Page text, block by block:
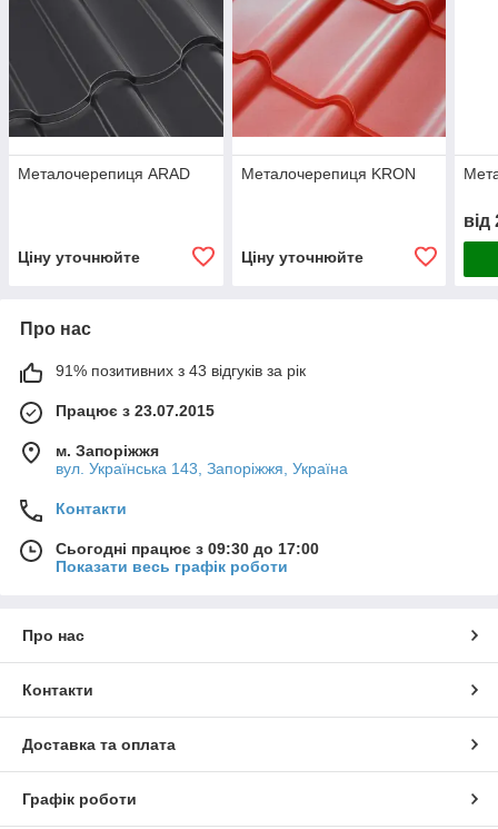
Металочерепиця ARAD
Ціну уточнюйте
Металочерепиця KRON
Ціну уточнюйте
від
Про нас
91% позитивних з 43 відгуків за рік
Працює з 23.07.2015
м. Запоріжжя
вул. Українська 143, Запоріжжя, Україна
Контакти
Сьогодні працює з 09:30 до 17:00
Показати весь графік роботи
Про нас
Контакти
Доставка та оплата
Графік роботи